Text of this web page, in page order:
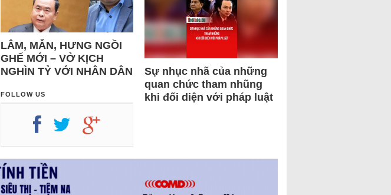
LÂM, MẪN, HƯNG NGỒI
GHẾ MỚI – VỞ KỊCH
NGHÌN TỶ VỚI NHÂN DÂN
FOLLOW US
Sự nhục nhã của những
quan chức tham nhũng
khi đối diện với pháp luật